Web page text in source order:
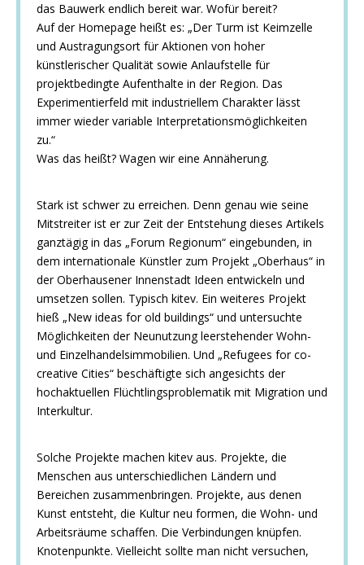
das Bauwerk endlich bereit war. Wofür bereit?
Auf der Homepage heißt es: „Der Turm ist Keimzelle
und Austragungsort für Aktionen von hoher
künstlerischer Qualität sowie Anlaufstelle für
projektbedingte Aufenthalte in der Region. Das
Experimentierfeld mit industriellem Charakter lässt
immer wieder variable Interpretationsmöglichkeiten
zu.“
Was das heißt? Wagen wir eine Annäherung.
Stark ist schwer zu erreichen. Denn genau wie seine
Mitstreiter ist er zur Zeit der Entstehung dieses Artikels
ganztägig in das „Forum Regionum“ eingebunden, in
dem internationale Künstler zum Projekt „Oberhaus“ in
der Oberhausener Innenstadt Ideen entwickeln und
umsetzen sollen. Typisch kitev. Ein weiteres Projekt
hieß „New ideas for old buildings“ und untersuchte
Möglichkeiten der Neunutzung leerstehender Wohn-
und Einzelhandelsimmobilien. Und „Refugees for co-
creative Cities“ beschäftigte sich angesichts der
hochaktuellen Flüchtlingsproblematik mit Migration und
Interkultur.
Solche Projekte machen kitev aus. Projekte, die
Menschen aus unterschiedlichen Ländern und
Bereichen zusammenbringen. Projekte, aus denen
Kunst entsteht, die Kultur neu formen, die Wohn- und
Arbeitsräume schaffen. Die Verbindungen knüpfen.
Knotenpunkte. Vielleicht sollte man nicht versuchen,